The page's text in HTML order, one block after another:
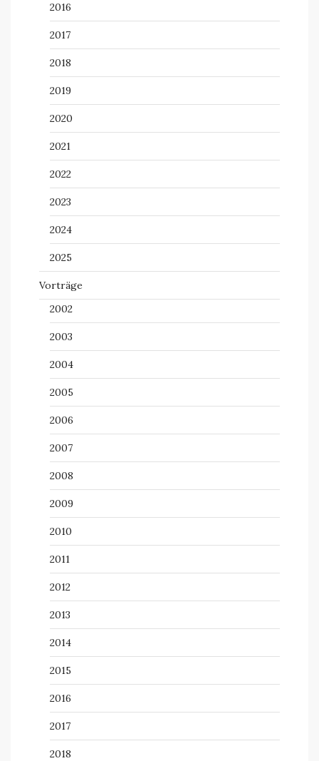
2016
2017
2018
2019
2020
2021
2022
2023
2024
2025
Vorträge
2002
2003
2004
2005
2006
2007
2008
2009
2010
2011
2012
2013
2014
2015
2016
2017
2018